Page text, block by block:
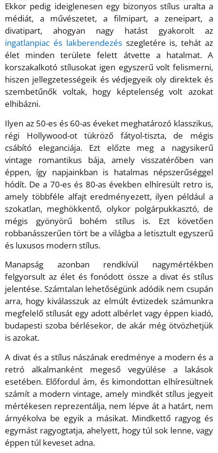
Ekkor pedig ideiglenesen egy bizonyos stílus uralta a
médiát, a művészetet, a filmipart, a zeneipart, a
divatipart, ahogyan nagy hatást gyakorolt az
ingatlanpiac és lakberendezésszegletére is, tehát az
élet minden területe felett átvette a hatalmat. A
korszakalkotó stílusokat igen egyszerű volt felismerni,
hiszen jellegzetességeik és védjegyeik oly direktek és
szembetűnők voltak, hogy képtelenség volt azokat
elhibázni.
Ilyen az 50-es és 60-as éveket meghatározó klasszikus,
régi Hollywood-ot tükröző fátyol-tiszta, de mégis
csábító eleganciája. Ezt előzte meg a nagysikerű
vintage romantikus bája, amely visszatérőben van
éppen, így napjainkban is hatalmas népszerűséggel
hódít. De a 70-es és 80-as években elhíresült retro is,
amely többféle alfajt eredményezett, ilyen például a
szokatlan, meghökkentő, olykor polgárpukkasztó, de
mégis gyönyörű bohém stílus is. Ezt követően
robbanásszerűen tört be a világba a letisztult egyszerű
és luxusos modern stílus.
Manapság azonban rendkívül nagymértékben
felgyorsult az élet és fonódott össze a divat és stílus
jelentése. Számtalan lehetőségünk adódik nem csupán
arra, hogy kiválasszuk az elmúlt évtizedek számunkra
megfelelő stílusát egy adott albérlet vagy éppen kiadó,
budapesti szoba bérlésekor, de akár még ötvözhetjük
is azokat.
A divat és a stílus nászának eredménye a modern és a
retró alkalmanként megeső vegyülése a lakások
esetében. Előfordul ám, és kimondottan elhíresültnek
számít a modern vintage, amely mindkét stílus jegyeit
mértékesen reprezentálja, nem lépve át a határt, nem
árnyékolva be egyik a másikat. Mindkettő ragyog és
egymást ragyogtatja, ahelyett, hogy túl sok lenne, vagy
éppen túl keveset adna.